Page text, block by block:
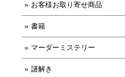
お客様お取り寄せ商品
書籍
マーダーミステリー
謎解き